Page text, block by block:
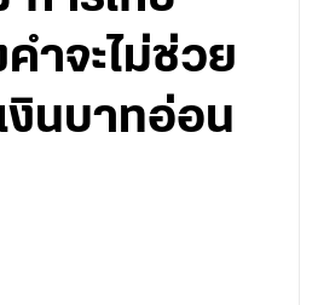
ำจะ​ไม่ช่วย
งินบาทอ่อน